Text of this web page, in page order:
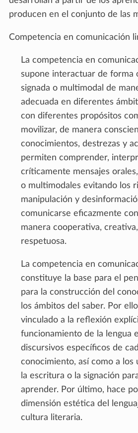
producen en el conjunto de las
Competencia en comunicación
La competencia en
supone interactuar de forma
signada o multimodal de
adecuada en diferentes
con diferentes propósitos
movilizar, de manera
conocimientos, destrezas y
permiten comprender,
críticamente mensajes
o multimodales evitando los
manipulación y
comunicarse eficazmente
manera cooperativa,
respetuosa.
La competencia en
constituye la base para el
para la construcción del
los ámbitos del saber. Por
vinculado a la reflexión
funcionamiento de la lengua
discursivos específicos de
conocimiento, así como a los
la escritura o la signación
aprender. Por último, hace
dimensión estética del
cultura literaria.